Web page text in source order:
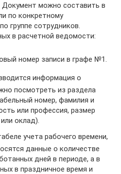
можно составить в
по конкретному
группе сотрудников.
в расчетной ведомости:
номер записи в графе №1.
информация о
посмотреть из раздела
номер, фамилия и
или профессия, размер
оклад).
учета рабочего времени,
данные о количестве
дней в периоде, а в
в праздничное время и